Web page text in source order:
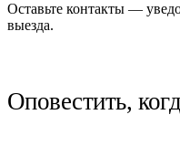
Оставьте контакты —
выезда.
Оповестить,